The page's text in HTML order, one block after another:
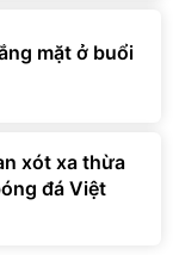
mặt ở buổi
xót xa thừa
đá Việt